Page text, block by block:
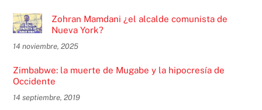
Zohran Mamdani ¿el alcalde comunista de
Nueva York?
14 noviembre, 2025
Zimbabwe: la muerte de Mugabe y la hipocresía de
Occidente
14 septiembre, 2019